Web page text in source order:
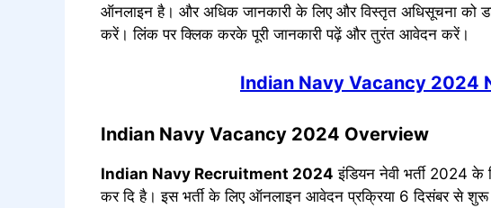
ऑनलाइन है। और अधिक जानकारी के लिए और विस्तृत अधिसूचना को
करें। लिंक पर क्लिक करके पूरी जानकारी पढ़ें और तुरंत आवेदन करें।
Indian Navy Vacancy 2024
Indian Navy Vacancy 2024 Overview
Indian Navy Recruitment 2024 इंडियन नेवी भर्ती 2024 के
कर दि है। इस भर्ती के लिए ऑनलाइन आवेदन प्रक्रिया 6 दिसंबर से शुरू